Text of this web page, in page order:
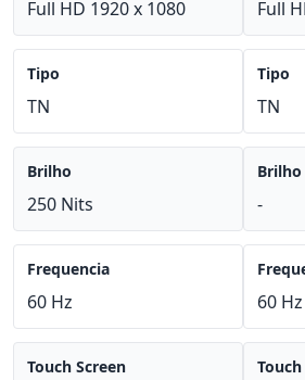
Full HD 1920 x 1080
Tipo
TN
Brilho
250 Nits
Frequencia
60 Hz
Touch Screen
Full
Tipo
TN
Brilho
-
60 Hz